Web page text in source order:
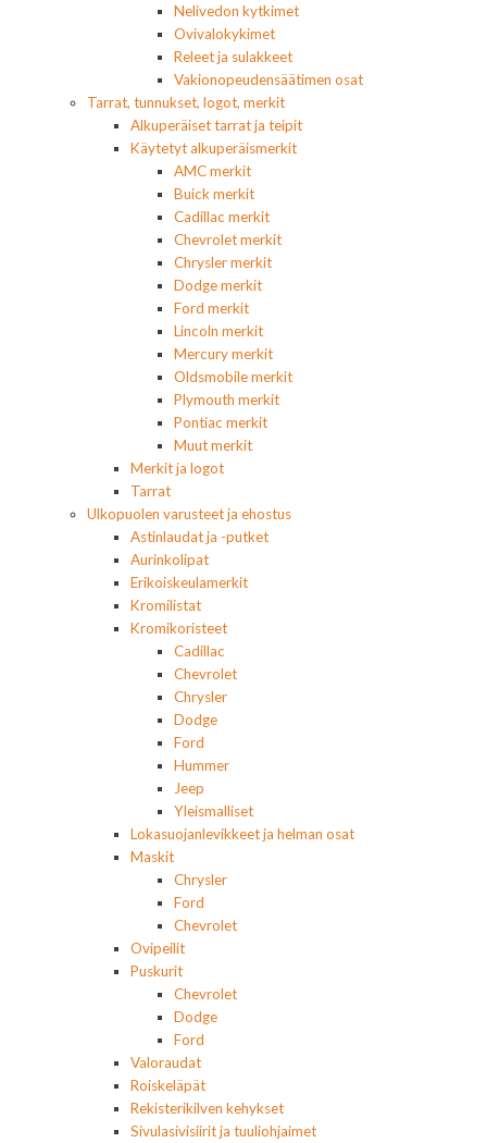
Nelivedon kytkimet
Ovivalokykimet
Releet ja sulakkeet
Vakionopeudensäätimen osat
Tarrat, tunnukset, logot, merkit
Alkuperäiset tarrat ja teipit
Käytetyt alkuperäismerkit
AMC merkit
Buick merkit
Cadillac merkit
Chevrolet merkit
Chrysler merkit
Dodge merkit
Ford merkit
Lincoln merkit
Mercury merkit
Oldsmobile merkit
Plymouth merkit
Pontiac merkit
Muut merkit
Merkit ja logot
Tarrat
Ulkopuolen varusteet ja ehostus
Astinlaudat ja -putket
Aurinkolipat
Erikoiskeulamerkit
Kromilistat
Kromikoristeet
Cadillac
Chevrolet
Chrysler
Dodge
Ford
Hummer
Jeep
Yleismalliset
Lokasuojanlevikkeet ja helman osat
Maskit
Chrysler
Ford
Chevrolet
Ovipeilit
Puskurit
Chevrolet
Dodge
Ford
Valoraudat
Roiskeläpät
Rekisterikilven kehykset
Sivulasivisiirit ja tuuliohjaimet